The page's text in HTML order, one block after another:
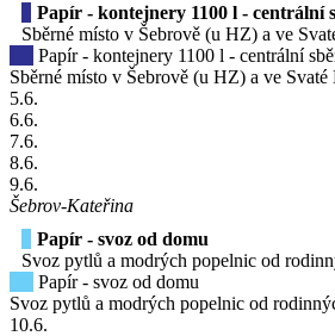
Papír - kontejnery 1100 l - centrální
Sběrné místo v Šebrově (u HZ) a ve
Papír - kontejnery 1100 l - centrální
Sběrné místo v Šebrově (u HZ) a ve
5.6.
6.6.
7.6.
8.6.
9.6.
Šebrov-Kateřina
Papír - svoz od domu
Svoz pytlů a modrých popelnic od
Papír - svoz od domu
Svoz pytlů a modrých popelnic od
10.6.